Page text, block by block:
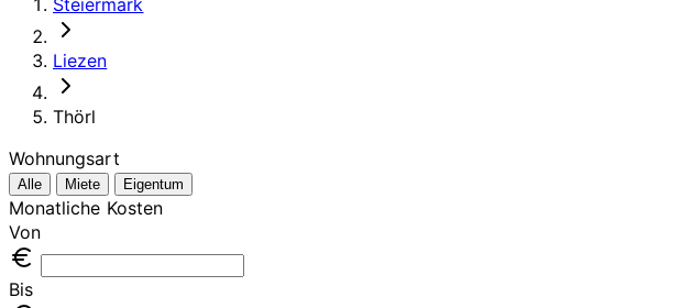
Steiermark
Liezen
Thörl
Wohnungsart
Alle Miete Eigentum
Monatliche Kosten
Von
Bis